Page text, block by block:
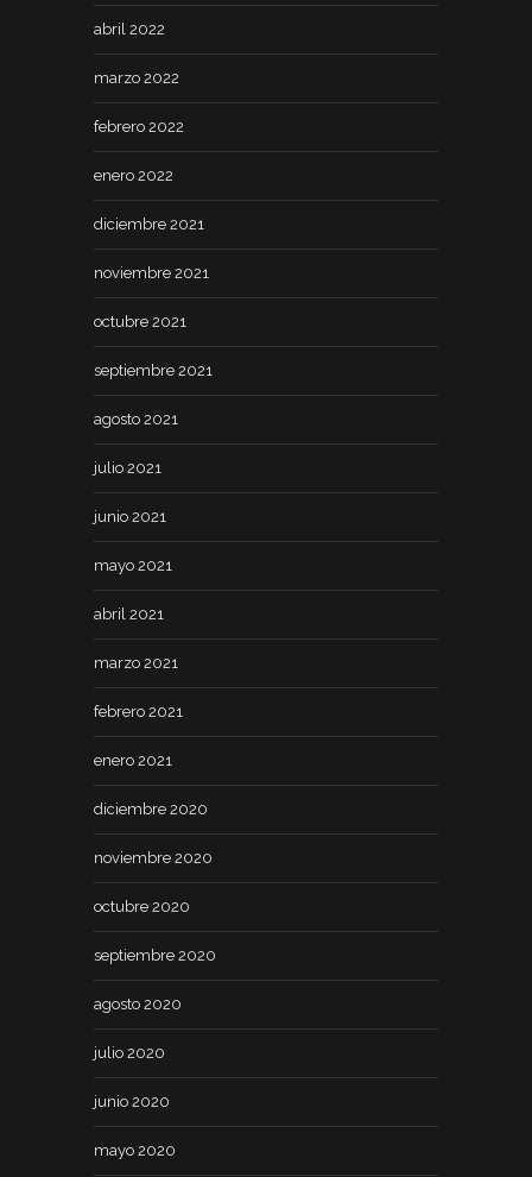
abril 2022
marzo 2022
febrero 2022
enero 2022
diciembre 2021
noviembre 2021
octubre 2021
septiembre 2021
agosto 2021
julio 2021
junio 2021
mayo 2021
abril 2021
marzo 2021
febrero 2021
enero 2021
diciembre 2020
noviembre 2020
octubre 2020
septiembre 2020
agosto 2020
julio 2020
junio 2020
mayo 2020